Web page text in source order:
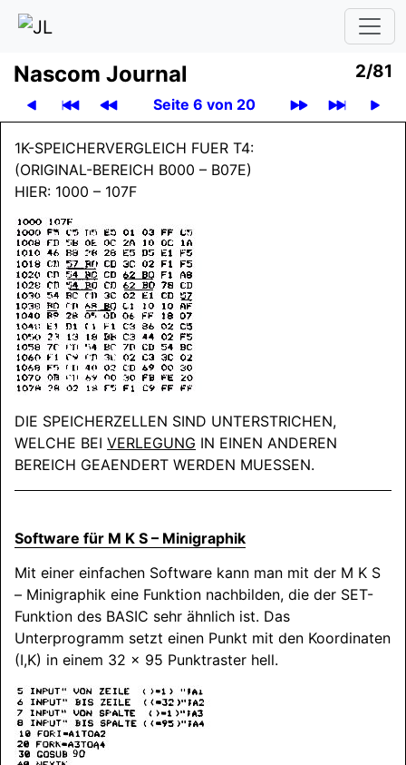
Nascom Journal 2/81
Seite 6 von 20
1K-SPEICHERVERGLEICH FUER T4:
(ORIGINAL-BEREICH B000 – B07E)
HIER: 1000 – 107F
DIE SPEICHERZELLEN SIND UNTERSTRICHEN,
WELCHE BEI VERLEGUNG IN EINEN ANDEREN
BEREICH GEAENDERT WERDEN MUESSEN.
Software für M K S – Minigraphik
Mit einer einfachen Software kann man mit der M K S
– Minigraphik eine Funktion nachbilden, die der SET-
Funktion des BASIC sehr ähnlich ist. Das
Unterprogramm setzt einen Punkt mit den Koordinaten
(I,K) in einem 32 x 95 Punktraster hell.